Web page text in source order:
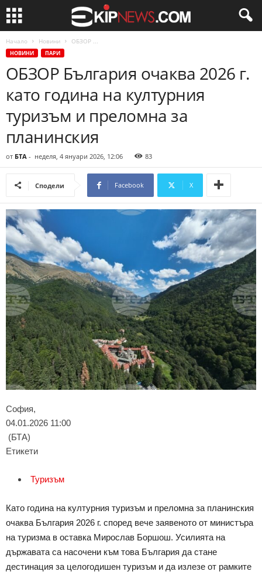
Начало Новини ОБЗОР ...
НОВИНИ ПАРИ
ОБЗОР България очаква 2026 г.
като година на културния
туризъм и преломна за
планинския
от БТА - неделя, 4 януари 2026, 12:06 83
Сподели Facebook X
София,
04.01.2026 11:00
(БТА)
Етикети
Туризъм
Като година на културния туризъм и преломна за планинския
очаква България 2026 г. според вече заявеното от министъра
на туризма в оставка Мирослав Боршош. Усилията на
държавата са насочени към това България да стане
дестинация за целогодишен туризъм и да излезе от рамките